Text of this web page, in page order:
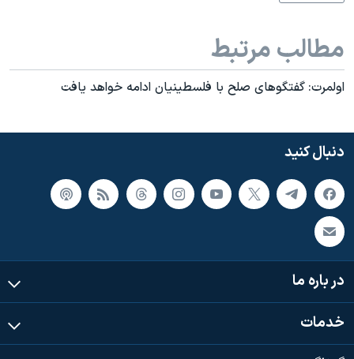
نرگس محمدی برنده جایزه نوبل صلح
همایش محافظه‌کاران آمریکا «سی‌پک»
صفحه‌های ویژه
مطالب مرتبط
اولمرت: گفتگوهای صلح با فلسطینیان ادامه خواهد یافت
دنبال کنید
در باره ما
خدمات